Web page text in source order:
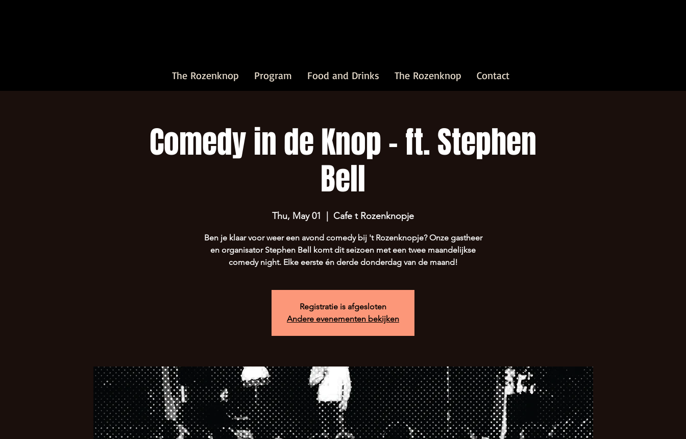
The Rozenknop Program Food and Drinks The Rozenknop Contact
Comedy in de Knop - ft. Stephen
Bell
Thu, May 01 Cafe t Rozenknopje
Ben je klaar voor weer een avond comedy bij 't Rozenknopje? Onze gastheer
en organisator Stephen Bell komt dit seizoen met een twee maandelijkse
comedy night. Elke eerste én derde donderdag van de maand!
Registratie is afgesloten
Andere evenementen bekijken